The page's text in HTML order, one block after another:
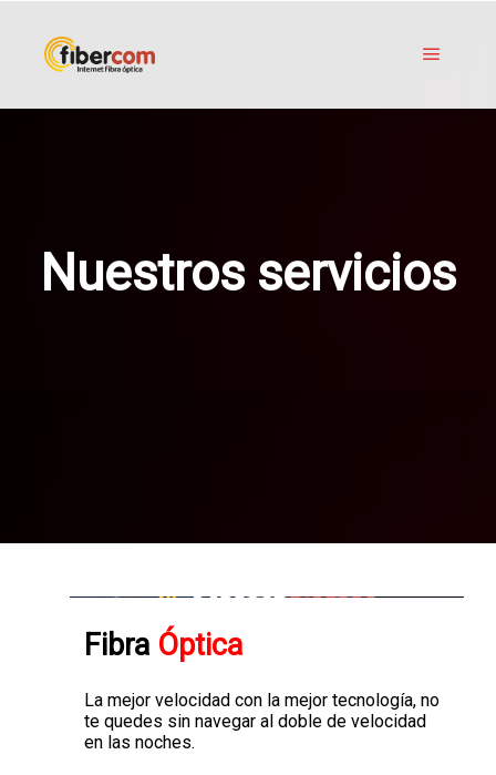
Nuestros servicios
Fibra Óptica
La mejor velocidad con la mejor tecnología, no
te quedes sin navegar al doble de velocidad
en las noches.